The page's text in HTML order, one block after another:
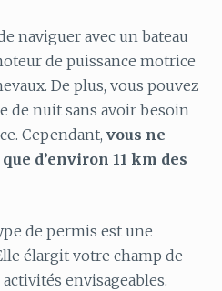
naviguer avec un bateau
de puissance motrice
De plus, vous pouvez
de nuit sans avoir besoin
Cependant,vous ne
d’environ 11 km des
de permis est une
élargit votre champ de
envisageables.